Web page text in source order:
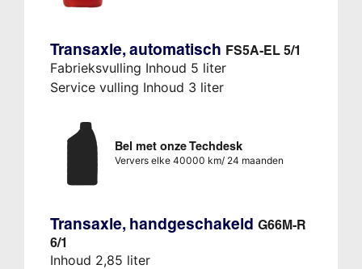
Transaxle, automatisch FS5A-EL 5/1
Fabrieksvulling Inhoud 5 liter
Service vulling Inhoud 3 liter
Bel met onze Techdesk
Ververs elke 40000 km/ 24 maanden
Transaxle, handgeschakeld G66M-R
6/1
Inhoud 2,85 liter